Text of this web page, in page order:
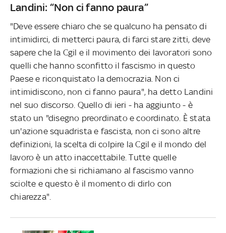
Landini: “Non ci fanno paura”
"Deve essere chiaro che se qualcuno ha pensato di
intimidirci, di metterci paura, di farci stare zitti, deve
sapere che la Cgil e il movimento dei lavoratori sono
quelli che hanno sconfitto il fascismo in questo
Paese e riconquistato la democrazia. Non ci
intimidiscono, non ci fanno paura", ha detto Landini
nel suo discorso. Quello di ieri - ha aggiunto - è
stato un "disegno preordinato e coordinato. È stata
un'azione squadrista e fascista, non ci sono altre
definizioni, la scelta di colpire la Cgil e il mondo del
lavoro è un atto inaccettabile. Tutte quelle
formazioni che si richiamano al fascismo vanno
sciolte e questo è il momento di dirlo con
chiarezza".